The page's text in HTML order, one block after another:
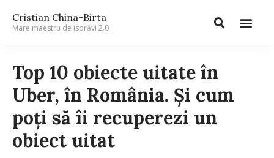
Cristian China-Birta
Mare maestru de isprăvi 2.0
Top 10 obiecte uitate în
Uber, în România. Și cum
poți să îi recuperezi un
obiect uitat